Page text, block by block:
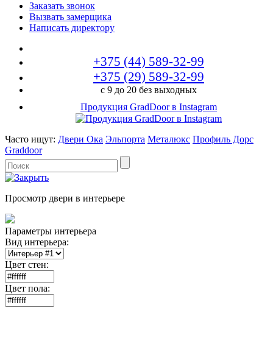
Заказать звонок
Вызвать замерщика
Написать директору
+375 (44) 589-32-99
+375 (29) 589-32-99
с 9 до 20 без выходных
Продукция GradDoor в Instagram
Часто ищут: Двери Ока Эльпорта Металюкс Профиль Дорс
Graddoor
Просмотр двери в интерьере
Параметры интерьера
Вид интерьера:
Цвет стен:
Цвет пола: